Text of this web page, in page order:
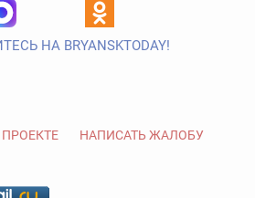
НА BRYANSKTODAY!
НАПИСАТЬ ЖАЛОБУ